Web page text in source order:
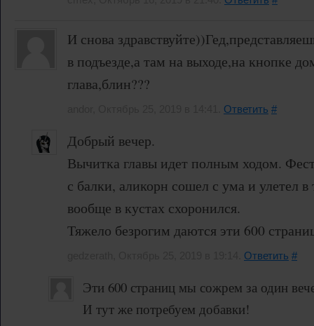
И снова
в подъезде,а там на выходе,на кнопке
глава,блин???
Ответить #
Добрый вечер.
Вычитка главы идет полным ходом.
с балки, аликорн сошел с ума и улетел в
вообще в кустах схоронился.
Тяжело безрогим даются эти 600
Ответить #
Эти 600 страниц мы сожрем за один
И тут же потребуем добавки!